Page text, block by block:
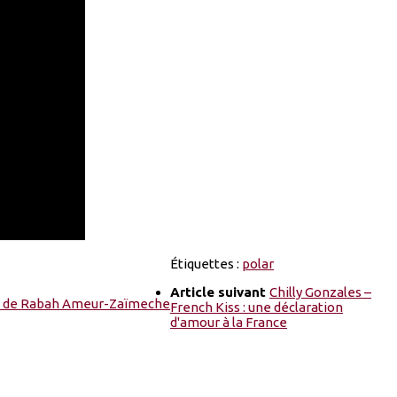
Étiquettes : polar
Article suivant Chilly Gonzales –
French Kiss : une déclaration
d'amour à la France